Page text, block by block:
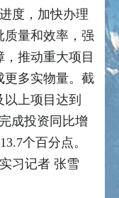
度，加快办理
质量和效率，强
推动重大项目
更多实物量。截
以上项目达到
成投资同比增
个百分点。
习记者 张雪